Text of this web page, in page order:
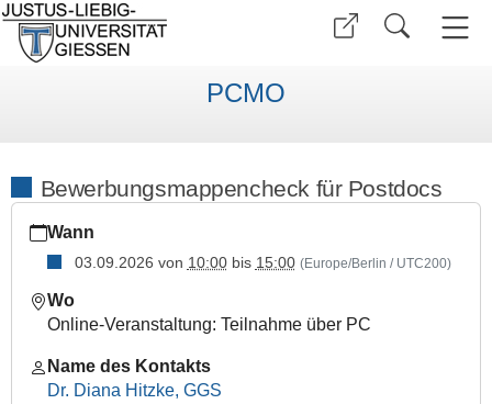
PCMO
Bewerbungsmappencheck für Postdocs
giessen.de/de/org/admin/dez/c/personalentwicklung/pcmo/
Bewerbungsmappencheck
Postdocs
09-
03T10:00:00+02:00
Wann
03.09.2026 von 10:00bis 15:00 (Europe/Berlin / UTC200)
Wo
Online-Veranstaltung: Teilnahme über PC
Name des Kontakts
Dr. Diana Hitzke, GGS